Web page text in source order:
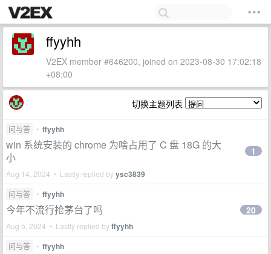
ffyyhh
V2EX member #646200, joined on 2023-08-30 17:02:18
+08:00
切换主题列表
问与答 • ffyyhh
win 系统安装的 chrome 为啥占用了 C 盘 18G 的大
小
Aug 14, 2024 • Lastly replied byysc3839
1
问与答 • ffyyhh
今年不流行抢茅台了吗
Aug 5, 2024 • Lastly replied byffyyhh
20
问与答 • ffyyhh